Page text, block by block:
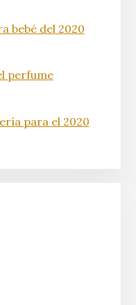
bebé del 2020
perfume
para el 2020